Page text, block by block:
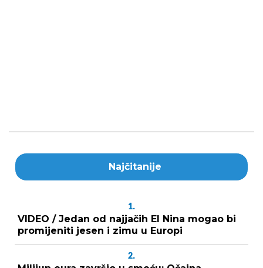
Najčitanije
1.
VIDEO / Jedan od najjačih El Nina mogao bi
promijeniti jesen i zimu u Europi
2.